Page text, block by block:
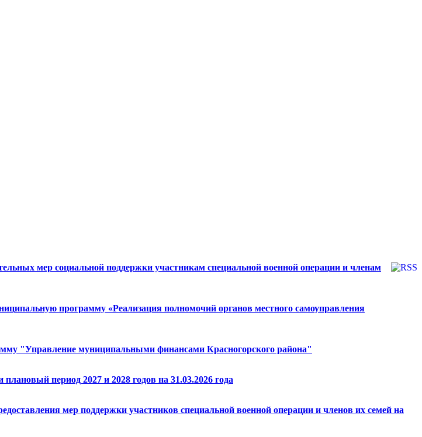
мер социальной поддержки участникам специальной военной операции и членам
программу «Реализация полномочий органов местного самоуправления
"Управление муниципальными финансами Красногорского района"
период 2027 и 2028 годов на 31.03.2026 года
мер поддержки участников специальной военной операции и членов их семей на